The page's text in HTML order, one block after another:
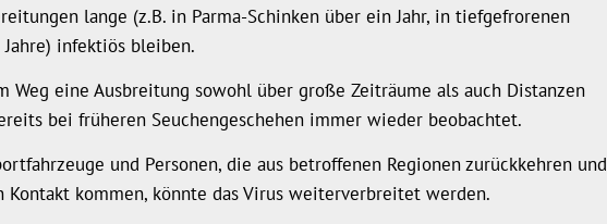
lange (z.B. in Parma-Schinken über ein Jahr, in tiefgefrorenen
infektiös bleiben.
Weg eine Ausbreitung sowohl über große Zeiträume als auch Distanzen
bei früheren Seuchengeschehen immer wieder beobachtet.
und Personen, die aus betroffenen Regionen zurückkehren und
kommen, könnte das Virus weiterverbreitet werden.